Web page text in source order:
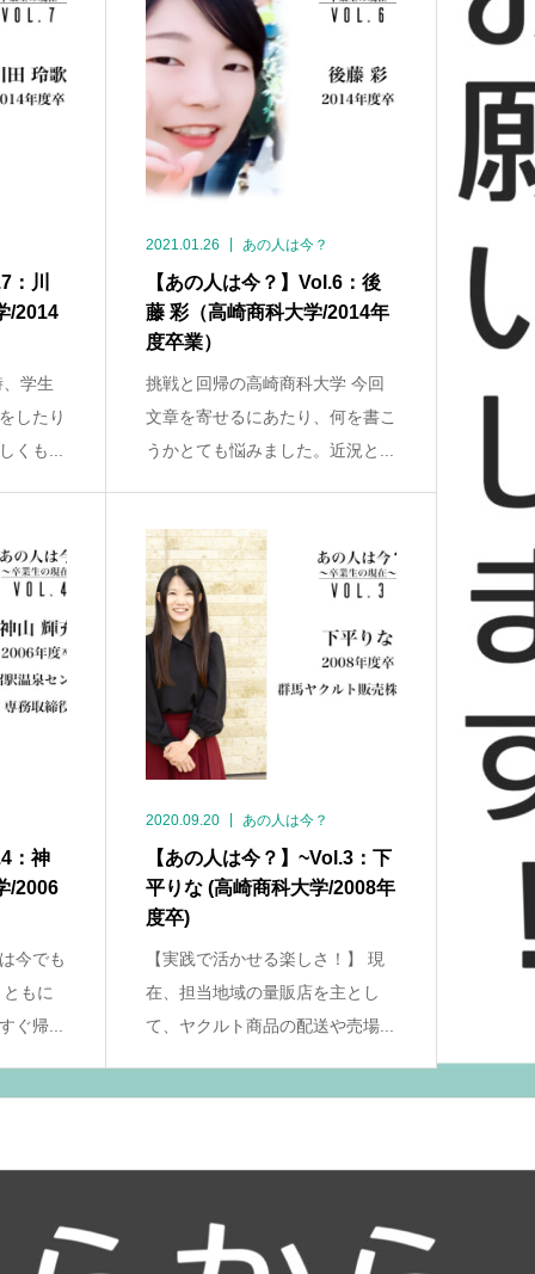
：川
/2014
学生
したり
くも...
2021.01.26 あの人は今？
【あの人は今？】Vol.6：後
藤 彩（高崎商科大学/2014年
度卒業）
挑戦と回帰の高崎商科大学 今回
文章を寄せるにあたり、何を書こ
うかとても悩みました。近況と...
：神
/2006
今でも
もに
ぐ帰...
2020.09.20 あの人は今？
【あの人は今？】~Vol.3：下
平りな (高崎商科大学/2008年
度卒)
【実践で活かせる楽しさ！】 現
在、担当地域の量販店を主とし
て、ヤクルト商品の配送や売場...